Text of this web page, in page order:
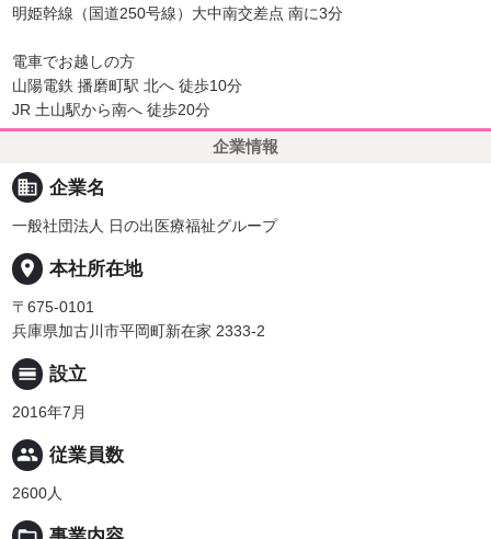
明姫幹線（国道250号線）大中南交差点 南に3分
電車でお越しの方
山陽電鉄 播磨町駅 北へ 徒歩10分
JR 土山駅から南へ 徒歩20分
企業情報
business 企業名
一般社団法人 日の出医療福祉グループ
place 本社所在地
〒675-0101
兵庫県加古川市平岡町新在家 2333-2
calendar_view_day 設立
2016年7月
people 従業員数
2600人